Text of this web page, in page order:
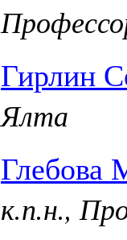
Гирлин
Ялта
Глебова
к.п.н.,